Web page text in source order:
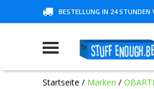
BESTELLUNG IN 24 STUNDEN
Startseite / Marken /